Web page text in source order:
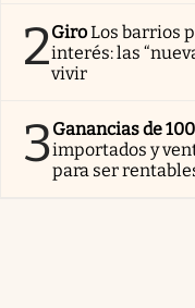
2GiroLos barrios
interés: las
vivir
3Ganancias de
importados y
para ser